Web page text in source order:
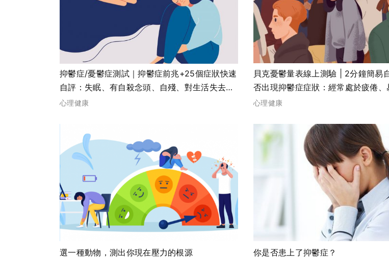
抑鬱症/憂鬱症測試｜抑鬱症前兆+25個症狀快速
自評：失眠、有自殺念頭、自殘、對生活失去興
趣...
心理健康
貝克憂鬱量表線上測驗 | 2分鐘簡易
否出現抑鬱症症狀：經常處於疲倦、
心理健康
選一種動物，測出你現在壓力的根源 你是否患上了抑鬱症？